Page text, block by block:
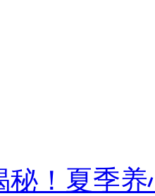
秘！夏季